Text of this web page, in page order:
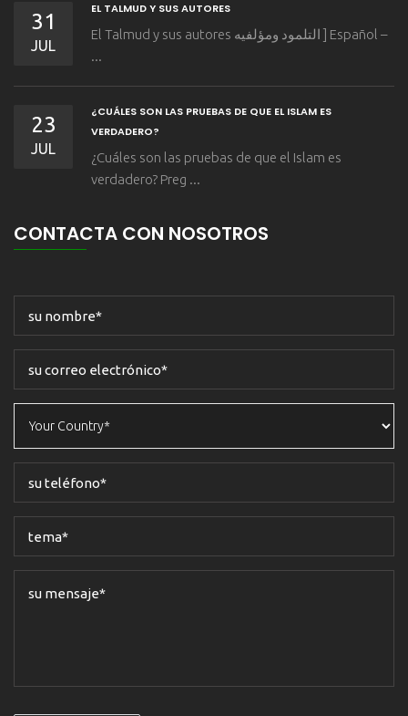
31
JUL
EL TALMUD Y SUS AUTORES
El Talmud y sus autores التلمود ومؤلفيه ] Español –
...
23
JUL
¿CUÁLES SON LAS PRUEBAS DE QUE EL ISLAM ES
VERDADERO?
¿Cuáles son las pruebas de que el Islam es
verdadero? Preg ...
CONTACTA CON NOSOTROS